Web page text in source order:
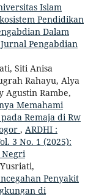
Islam
Pendidikan
Dalam
Pengabdian
Siti Anisa
Rahayu, Alya
Agustin Rambe,
Memahami
Remaja di Rw
, ARDHI :
3 No. 1 (2025):
Negri
Penyakit
di